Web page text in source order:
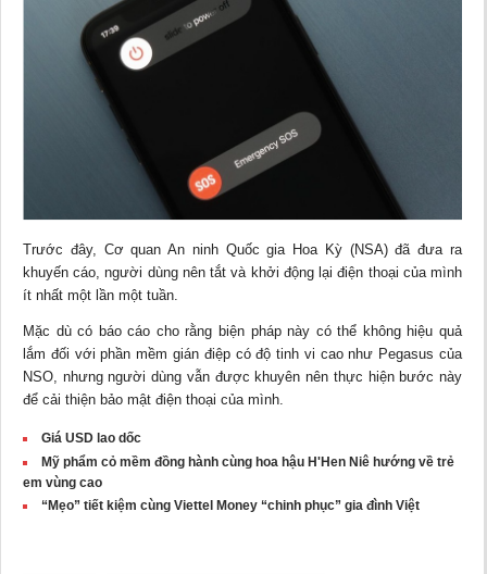
Trước đây, Cơ quan An ninh Quốc gia Hoa Kỳ (NSA) đã đưa ra
khuyến cáo, người dùng nên tắt và khởi động lại điện thoại của mình
ít nhất một lần một tuần.
Mặc dù có báo cáo cho rằng biện pháp này có thể không hiệu quả
lắm đối với phần mềm gián điệp có độ tinh vi cao như Pegasus của
NSO, nhưng người dùng vẫn được khuyên nên thực hiện bước này
để cải thiện bảo mật điện thoại của mình.
Giá USD lao dốc
Mỹ phẩm cỏ mềm đồng hành cùng hoa hậu H'Hen Niê hướng về trẻ
em vùng cao
“Mẹo” tiết kiệm cùng Viettel Money “chinh phục” gia đình Việt